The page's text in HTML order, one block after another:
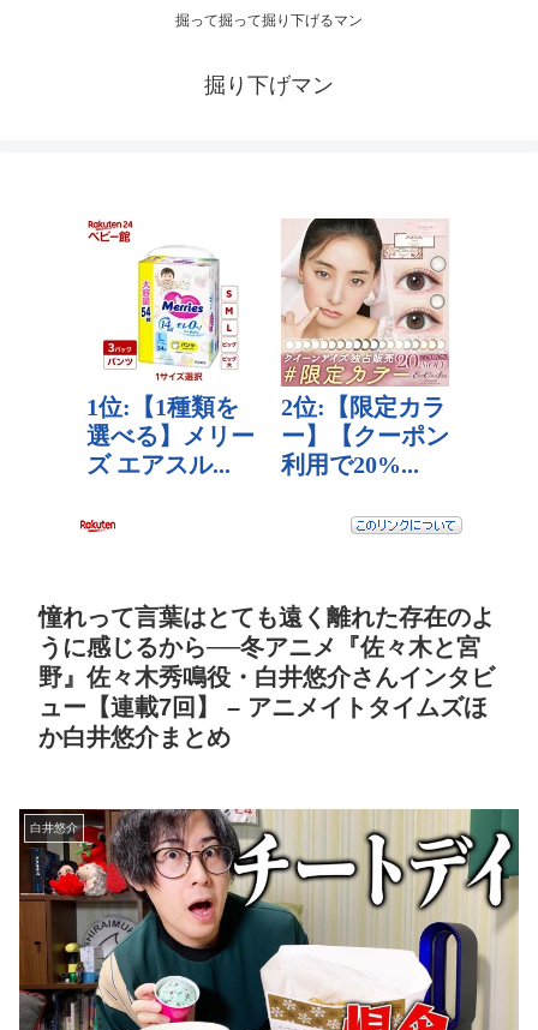
掘って掘って掘り下げるマン
掘り下げマン
憧れって言葉はとても遠く離れた存在のよ
うに感じるから──冬アニメ『佐々木と宮
野』佐々木秀鳴役・白井悠介さんインタビ
ュー【連載7回】 – アニメイトタイムズほ
か白井悠介まとめ
白井悠介